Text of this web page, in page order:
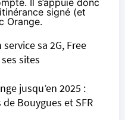
. Il s’appuie donc
signé (et
Orange.
sa 2G, Free
sites
jusqu’en 2025 :
Bouygues et SFR